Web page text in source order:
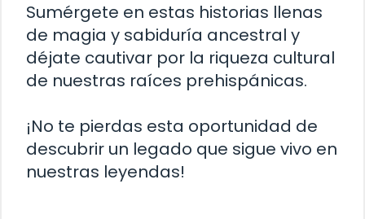
Sumérgete en estas historias llenas
de magia y sabiduría ancestral y
déjate cautivar por la riqueza cultural
de nuestras raíces prehispánicas.
¡No te pierdas esta oportunidad de
descubrir un legado que sigue vivo en
nuestras leyendas!